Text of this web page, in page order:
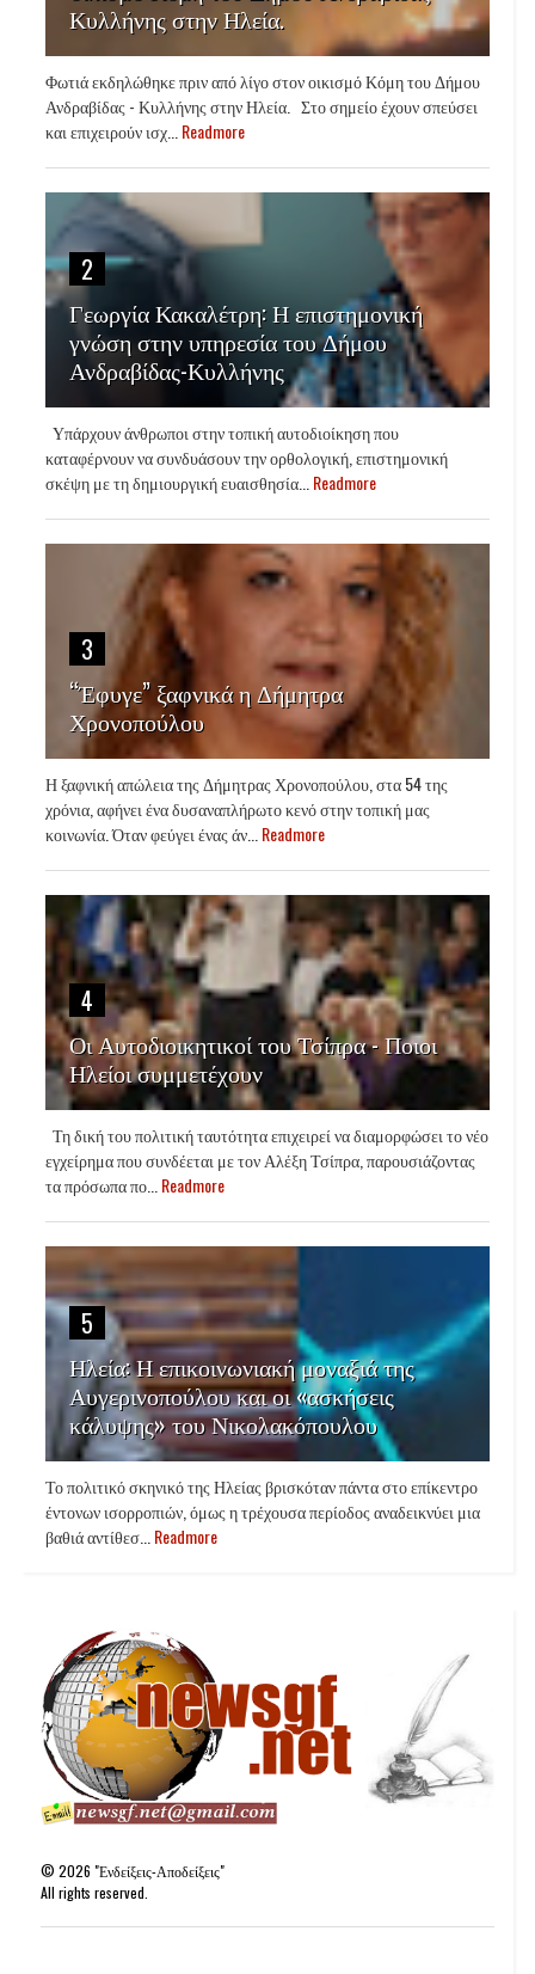
Κυλλήνης στην Ηλεία.
Φωτιά εκδηλώθηκε πριν από λίγο στον οικισμό Κόμη του Δήμου
Ανδραβίδας - Κυλλήνης στην Ηλεία. Στο σημείο έχουν σπεύσει
και επιχειρούν ισχ...Readmore
2
Γεωργία Κακαλέτρη: Η επιστημονική
γνώση στην υπηρεσία του Δήμου
Ανδραβίδας-Κυλλήνης
Υπάρχουν άνθρωποι στην τοπική αυτοδιοίκηση που
καταφέρνουν να συνδυάσουν την ορθολογική, επιστημονική
σκέψη με τη δημιουργική ευαισθησία...Readmore
3
“Έφυγε” ξαφνικά η Δήμητρα
Χρονοπούλου
Η ξαφνική απώλεια της Δήμητρας Χρονοπούλου, στα 54 της
χρόνια, αφήνει ένα δυσαναπλήρωτο κενό στην τοπική μας
κοινωνία. Όταν φεύγει ένας άν...Readmore
4
Οι Αυτοδιοικητικοί του Τσίπρα - Ποιοι
Ηλείοι συμμετέχουν
Τη δική του πολιτική ταυτότητα επιχειρεί να διαμορφώσει το νέο
εγχείρημα που συνδέεται με τον Αλέξη Τσίπρα, παρουσιάζοντας
τα πρόσωπα πο...Readmore
5
Ηλεία: Η επικοινωνιακή μοναξιά της
Αυγερινοπούλου και οι «ασκήσεις
κάλυψης» του Νικολακόπουλου
Το πολιτικό σκηνικό της Ηλείας βρισκόταν πάντα στο επίκεντρο
έντονων ισορροπιών, όμως η τρέχουσα περίοδος αναδεικνύει μια
βαθιά αντίθεσ...Readmore
©2026 "Ενδείξεις-Αποδείξεις"
All rights reserved.